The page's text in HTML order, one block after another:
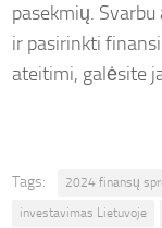
pasekmių.
ir pasirinkti
ateitimi, galėsite
Tags: 2024 finansų
investavimas Lietuvoje